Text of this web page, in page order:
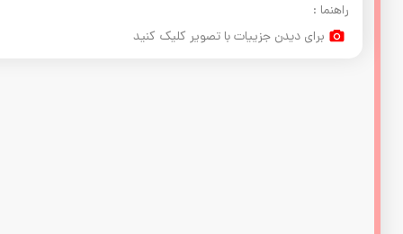
راهنما :
برای دیدن جزییات با تصویر کلیک کنید